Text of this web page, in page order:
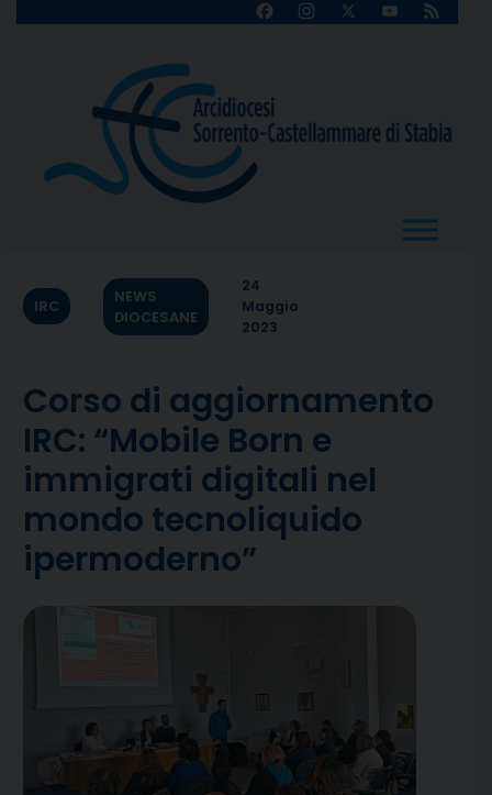
FacebookInstagram
X
YouTube
Feed
IRC
NEWS
DIOCESANE
24
Maggio
2023
Corso di aggiornamento
IRC: “Mobile Born e
immigrati digitali nel
mondo tecnoliquido
ipermoderno”